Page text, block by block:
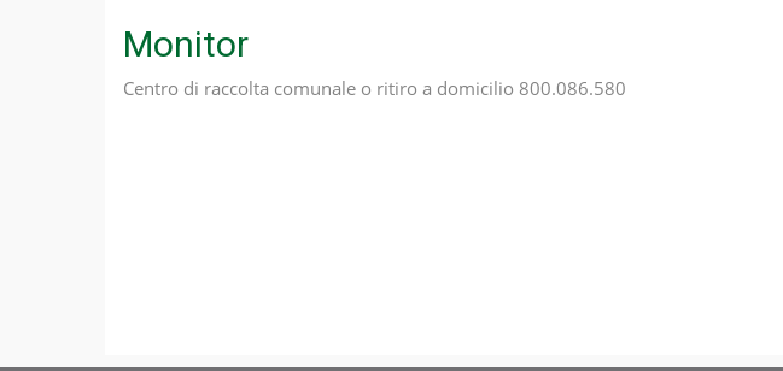
Monitor
Centro di raccolta comunale o ritiro a domicilio 800.086.580